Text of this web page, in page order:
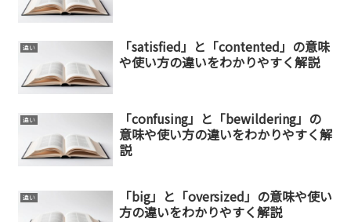
違い
「satisfied」と「contented」の意味
や使い方の違いをわかりやすく解説
違い
「confusing」と「bewildering」の
意味や使い方の違いをわかりやすく解
説
違い
「big」と「oversized」の意味や使い
方の違いをわかりやすく解説